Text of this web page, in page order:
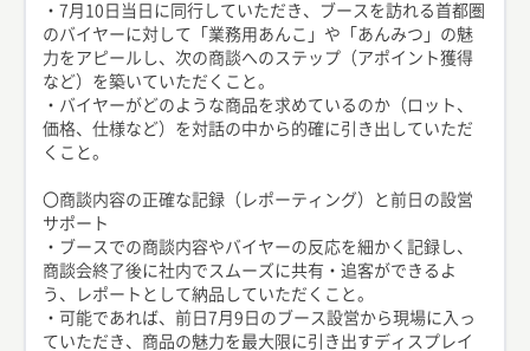
・7月10日当日に同行していただき、ブースを訪れる首都圏
のバイヤーに対して「業務用あんこ」や「あんみつ」の魅
力をアピールし、次の商談へのステップ（アポイント獲得
など）を築いていただくこと。
・バイヤーがどのような商品を求めているのか（ロット、
価格、仕様など）を対話の中から的確に引き出していただ
くこと。
〇商談内容の正確な記録（レポーティング）と前日の設営
サポート
・ブースでの商談内容やバイヤーの反応を細かく記録し、
商談会終了後に社内でスムーズに共有・追客ができるよ
う、レポートとして納品していただくこと。
・可能であれば、前日7月9日のブース設営から現場に入っ
ていただき、商品の魅力を最大限に引き出すディスプレイ